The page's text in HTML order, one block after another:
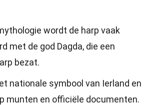
wordt de harp vaak
met de god Dagda, die een
bezat.
nationale symbool van Ierland en
munten en officiële documenten.